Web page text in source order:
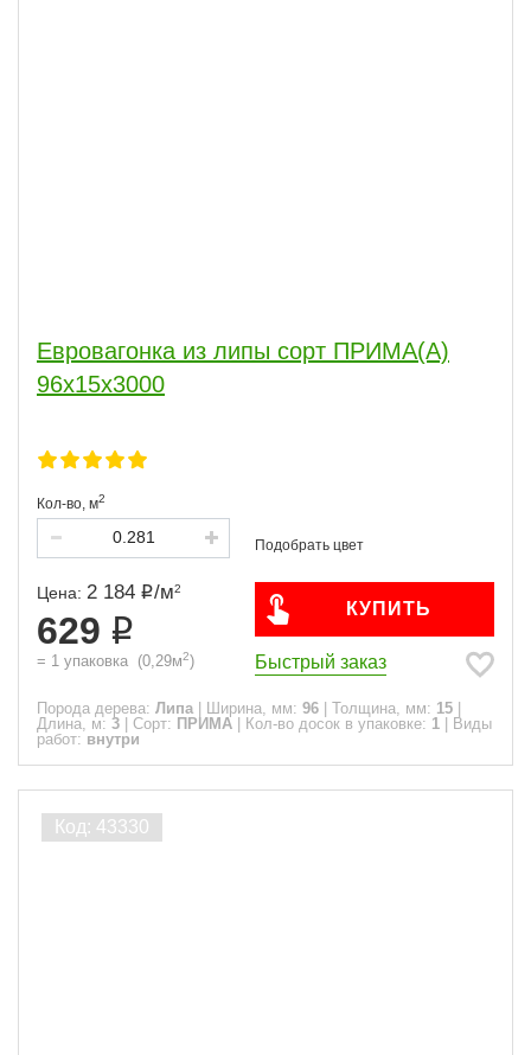
Евровагонка из липы сорт ПРИМА(А)
96x15x3000
Кол-во, м2
Цена: 2 184 /м2
629
= 1 упаковка (0,29м2)
КУПИТЬ
Быстрый заказ
Порода дерева: Липа Ширина, мм: 96 Толщина, мм: 15
Длина, м: 3 Сорт: ПРИМА Кол-во досок в упаковке: 1
Виды
работ: внутри